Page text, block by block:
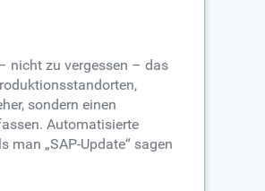
nicht zu vergessen – das
sondern einen
Automatisierte
„SAP-Update“ sagen